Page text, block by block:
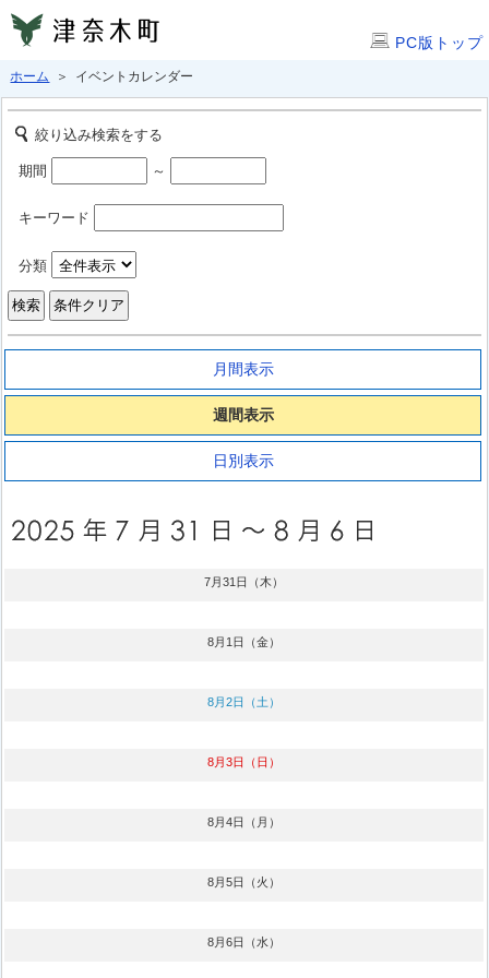
PC版トップ
ホーム ＞ イベントカレンダー
絞り込み検索をする
期間 ～
キーワード
分類
月間表示
週間表示
日別表示
7月31日（木）
8月1日（金）
8月2日（土）
8月3日（日）
8月4日（月）
8月5日（火）
8月6日（水）